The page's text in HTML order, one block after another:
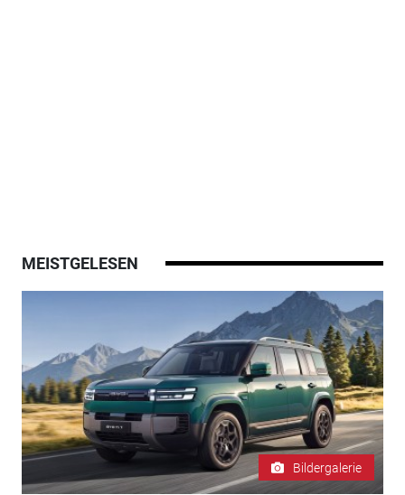
MEISTGELESEN
Bildergalerie